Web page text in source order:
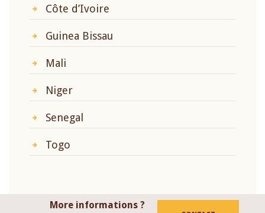
Côte d’Ivoire
Guinea Bissau
Mali
Niger
Senegal
Togo
More informations ?